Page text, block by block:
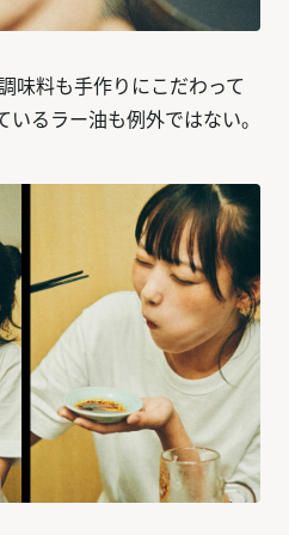
味料も手作りにこだわって
るラー油も例外ではない。